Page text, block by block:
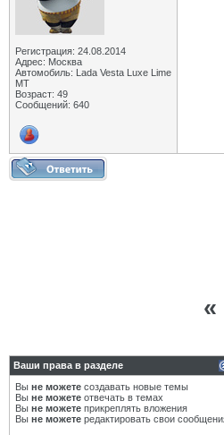
Регистрация: 24.08.2014
Адрес: Москва
Автомобиль: Lada Vesta Luxe Lime
MT
Возраст: 49
Сообщений: 640
«
Ваши права в разделе
Вы не можете создавать новые темы
Вы не можете отвечать в темах
Вы не можете прикреплять вложения
Вы не можете редактировать свои